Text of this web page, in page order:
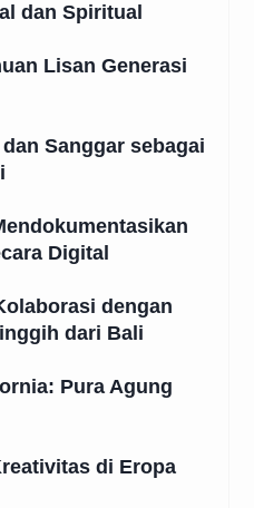
dan Spiritual
Lisan Generasi
Sanggar sebagai
Digital
dengan
dari Bali
Pura Agung
di Eropa